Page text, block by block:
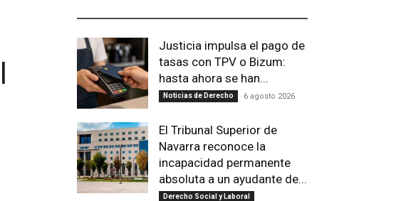
Justicia impulsa el pago de
tasas con TPV o Bizum:
hasta ahora se han...
Noticias de Derecho 6 agosto 2026
El Tribunal Superior de
Navarra reconoce la
incapacidad permanente
absoluta a un ayudante de...
Derecho Social y Laboral